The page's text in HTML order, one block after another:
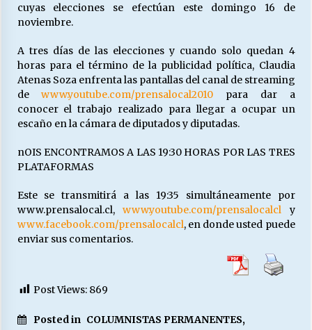
cuestión social hoy”.
16/05/2026
S.O.S. a los ricos, Save Our Souls (Salvar
Nuestras Almas)
30/04/2026
Chile y sus segmentos de la riqueza
06/04/2026
cuyas elecciones se efectúan este domingo 16 de
noviembre.
A tres días de las elecciones y cuando solo quedan 4
horas para el término de la publicidad política, Claudia
Atenas Soza enfrenta las pantallas del canal de streaming
dewww.youtube.com/prensalocal2010 para dar a
conocer el trabajo realizado para llegar a ocupar un
escaño en la cámara de diputados y diputadas.
nOIS ENCONTRAMOS A LAS 19:30 HORAS POR LAS TRES
PLATAFORMAS
Este se transmitirá a las 19:35 simultáneamente por
www.prensalocal.cl, www.youtube.com/prensalocalcl y
www.facebook.com/prensalocalcl, en donde usted puede
enviar sus comentarios.
Post Views: 869
Posted in COLUMNISTAS PERMANENTES,